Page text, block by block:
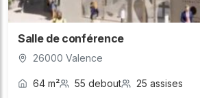
Salle de conférence
26000 Valence
64 m² 55 debout 25 assises